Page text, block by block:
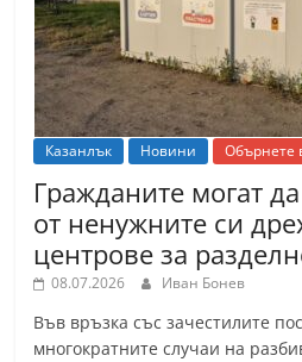
Казанлък Новини Обърнете
Гражданите могат
от ненужните си
центрове за
08.07.2026 Иван Бонев
Във връзка със зачестилите
многократните случаи на